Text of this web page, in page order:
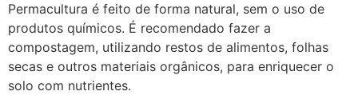
Permacultura é feito de forma natural, sem o uso de
produtos químicos. É recomendado fazer a
compostagem, utilizando restos de alimentos, folhas
secas e outros materiais orgânicos, para enriquecer o
solo com nutrientes.